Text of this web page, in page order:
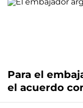
Para el
el acuerdo